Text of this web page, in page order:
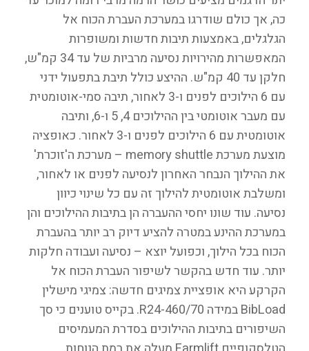
כה, אך כולם שודרגו במערכת העברת הכוח אל
הגלגלים, באמצעות תיבות חדשות ומשופרות
המאפשרות מהירויות נסיעה מרביות של עד 34 קמ"ש,
חלקן עד 40 קמ"ש. ההיצע כולל תיבת בתפעול ידני
עם 6 הילוכים לפנים ו-3 לאחור, תיבה סמי-אוטומטית
עם מעבר אוטומטי בין ההילוכים 4, 5 ו-6, ותיבה
אוטומטית עם 6 הילוכים לפנים ו-3 לאחור. כאופציה
מוצעת מערכת memory shuttle – מערכת ה'זוכרת'
את ההילוך הנבחר האחרון לנסיעה לפנים או לאחור,
ומשלבת אוטומטית להילוך זה עם כל שינוי כיוון
נסיעה. עוד שונו יחסי ההעברה הן בתיבות ההילוכים והן
במערכת ההינע במטרה להציע דיוק רב יותר בהעברת
הכוח בכל הילוך, וכפועל יוצא – נסיעה ועבודה חלקות
יותר. עוד חדש בהקשר לשיפור העברת הכוח אל
הקרקע היא אופציית צמיגים חדשה: צמיגי מישלין
BibLoad במידה 460/70-R24. בקייס טוענים כי סך
השיפורים בתיבות ההילוכים בסדרת המעמיסים